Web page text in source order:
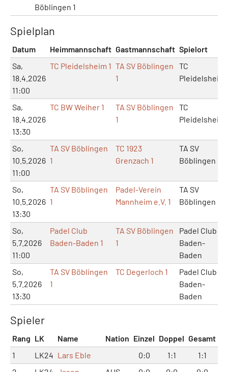
Böblingen 1
Spielplan
Datum Heimmannschaft Gastmannschaft Spielort
Sa,
18.4.2026
11:00
TC Pleidelsheim 1 TA SV Böblingen
1
TC
Pleidelsheim
Sa,
18.4.2026
13:30
TC BW Weiher 1
TA SV Böblingen
1
TC
Pleidelsheim
So,
10.5.2026
11:00
TA SV Böblingen
1
TC 1923
Grenzach 1
TA SV
Böblingen
So,
10.5.2026
13:30
TA SV Böblingen
1
Padel-Verein
Mannheim e.V. 1
TA SV
Böblingen
So,
5.7.2026
11:00
Padel Club
Baden-Baden 1
TA SV Böblingen
1
Padel Club
Baden-
Baden
So,
5.7.2026
13:30
TA SV Böblingen
1
TC Degerloch 1
Padel Club
Baden-
Baden
Spieler
Rang LK Name Nation Einzel Doppel Gesamt
1
LK24 Lars Eble 0:0 1:1
1:1